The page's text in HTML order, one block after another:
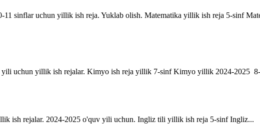
sinflar uchun yillik ish reja. Yuklab olish. Matematika yillik ish reja 5-sinf
uchun yillik ish rejalar. Kimyo ish reja yillik 7-sinf Kimyo yillik 2024-2025
ish rejalar. 2024-2025 o'quv yili uchun. Ingliz tili yillik ish reja 5-sinf Ingliz...